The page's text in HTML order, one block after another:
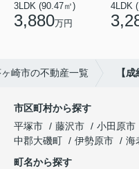
3LDK (90.47㎡)
3,880万円
4LDK
崎市の不動産一覧 【
市区町村から探す
平塚市
藤沢市 小田原市
中郡大磯町
伊勢原市 海
町名から探す